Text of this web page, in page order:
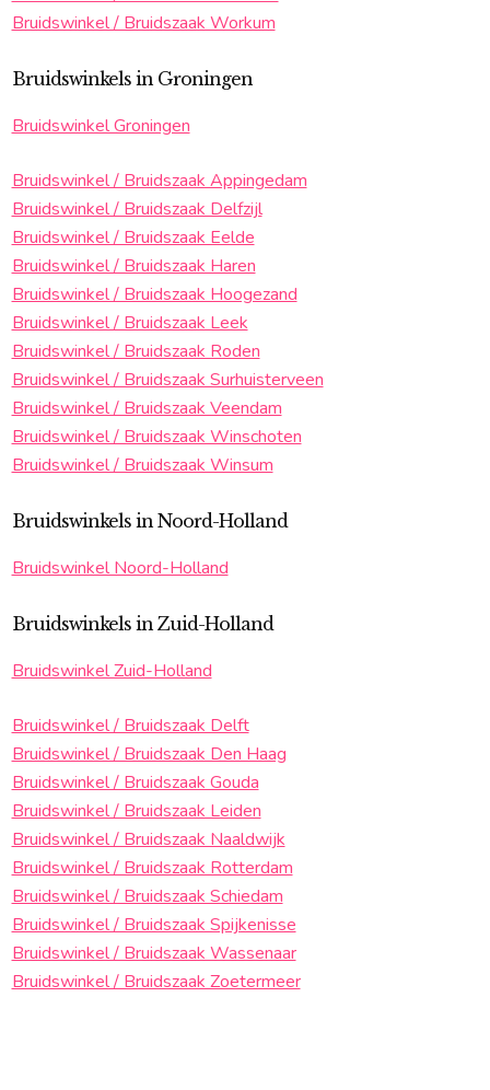
Bruidswinkel / Bruidszaak Workum
Bruidswinkels in Groningen
Bruidswinkel Groningen
Bruidswinkel / Bruidszaak Appingedam
Bruidswinkel / Bruidszaak Delfzijl
Bruidswinkel / Bruidszaak Eelde
Bruidswinkel / Bruidszaak Haren
Bruidswinkel / Bruidszaak Hoogezand
Bruidswinkel / Bruidszaak Leek
Bruidswinkel / Bruidszaak Roden
Bruidswinkel / Bruidszaak Surhuisterveen
Bruidswinkel / Bruidszaak Veendam
Bruidswinkel / Bruidszaak Winschoten
Bruidswinkel / Bruidszaak Winsum
Bruidswinkels in Noord-Holland
Bruidswinkel Noord-Holland
Bruidswinkels in Zuid-Holland
Bruidswinkel Zuid-Holland
Bruidswinkel / Bruidszaak Delft
Bruidswinkel / Bruidszaak Den Haag
Bruidswinkel / Bruidszaak Gouda
Bruidswinkel / Bruidszaak Leiden
Bruidswinkel / Bruidszaak Naaldwijk
Bruidswinkel / Bruidszaak Rotterdam
Bruidswinkel / Bruidszaak Schiedam
Bruidswinkel / Bruidszaak Spijkenisse
Bruidswinkel / Bruidszaak Wassenaar
Bruidswinkel / Bruidszaak Zoetermeer